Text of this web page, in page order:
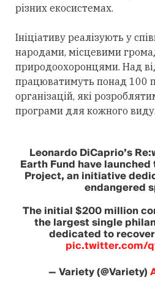
різних екосистемах.
Ініціативу реалізують у
народами, місцевими
природоохоронцями. Над
працюватимуть понад 100
організацій, які
програми для кожного виду.
Leonardo DiCaprio’s
Earth Fund have
Project, an initiative
endangered
The initial $200 million
the largest single
dedicated to
pic.twitter.com/
— Variety (@Variety)